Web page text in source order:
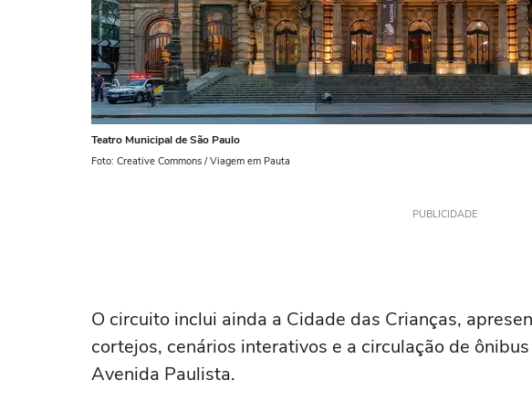
Teatro Municipal de São Paulo
Foto: Creative Commons / Viagem em Pauta
PUBLICIDADE
O circuito inclui ainda a Cidade das Crianças,
cortejos, cenários interativos e a circulação de
Avenida Paulista.